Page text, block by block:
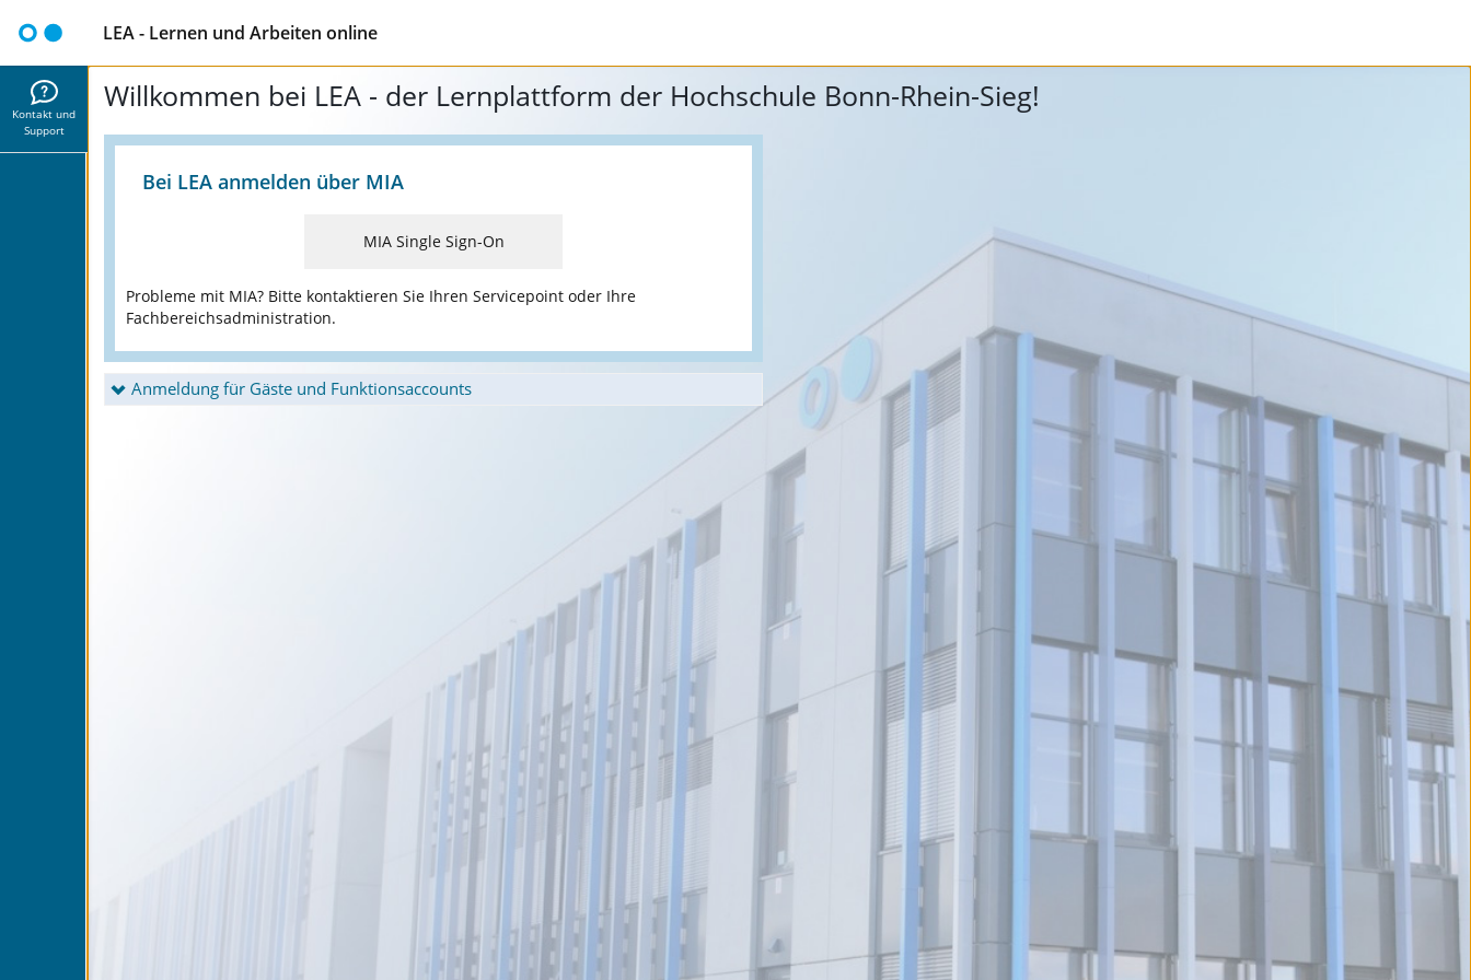
LEA - Lernen und Arbeiten online
Kontakt und
Support
Willkommen bei LEA - der Lernplattform der Hochschule Bonn-Rhein-Sieg!
Bei LEA anmelden über MIA
MIA Single Sign-On
Probleme mit MIA? Bitte kontaktieren Sie Ihren Servicepoint oder Ihre
Fachbereichsadministration.
Anmeldung für Gäste und Funktionsaccounts